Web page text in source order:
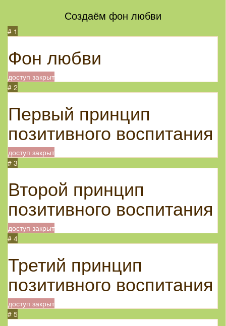
Создаём фон любви
# 1
Фон любви
доступ закрыт
# 2
Первый принцип
позитивного воспитания
доступ закрыт
# 3
Второй принцип
позитивного воспитания
доступ закрыт
# 4
Третий принцип
позитивного воспитания
доступ закрыт
# 5